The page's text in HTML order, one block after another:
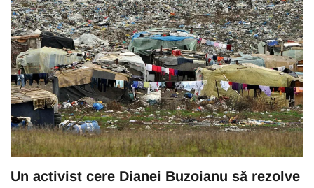
Un activist cere Dianei Buzoianu să rezolve